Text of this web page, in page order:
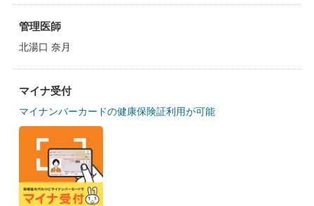
管理医師
北湯口 奈月
マイナ受付
マイナンバーカードの健康保険証利用が可能